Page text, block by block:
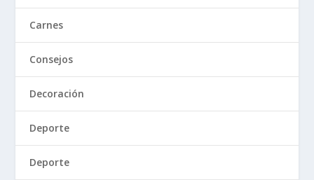
Carnes
Consejos
Decoración
Deporte
Deporte